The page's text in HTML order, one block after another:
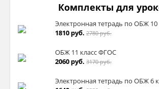
Комплекты для
Электронная тетрадь по ОБЖ
1810 руб. 2780 руб.
ОБЖ 11 класс ФГОС
2060 руб. 3170 руб.
Электронная тетрадь по ОБЖ 6